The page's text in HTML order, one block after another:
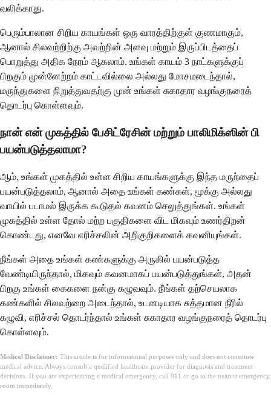
வலிக்காது.
பெரும்பாலான சிறிய காயங்கள் ஒரு வாரத்திற்குள் குணமாகும்,
ஆனால் சிலவற்றிற்கு அவற்றின் அளவு மற்றும் இருப்பிடத்தைப்
பொறுத்து அதிக நேரம் ஆகலாம். உங்கள் காயம் 3 நாட்களுக்குப்
பிறகும் முன்னேற்றம் காட்டவில்லை அல்லது மோசமடைந்தால்,
மருந்துகளை நிறுத்துவதற்கு முன் உங்கள் சுகாதார வழங்குநரைத்
தொடர்பு கொள்ளவும்.
நான் என் முகத்தில் பேசிட்ரேசின் மற்றும் பாலிமிக்ஸின் பி
பயன்படுத்தலாமா?
ஆம், உங்கள் முகத்தில் உள்ள சிறிய காயங்களுக்கு இந்த மருந்தைப்
பயன்படுத்தலாம், ஆனால் அதை உங்கள் கண்கள், மூக்கு அல்லது
வாயில் படாமல் இருக்க கூடுதல் கவனம் செலுத்துங்கள். உங்கள்
முகத்தில் உள்ள தோல் மற்ற பகுதிகளை விட மிகவும் உணர்திறன்
கொண்டது, எனவே எரிச்சலின் அறிகுறிகளைக் கவனியுங்கள்.
நீங்கள் அதை உங்கள் கண்களுக்கு அருகில் பயன்படுத்த
வேண்டியிருந்தால், மிகவும் கவனமாகப் பயன்படுத்துங்கள், அதன்
பிறகு உங்கள் கைகளை நன்கு கழுவவும். நீங்கள் தற்செயலாக
கண்களில் சிலவற்றை அடைந்தால், உடனடியாக சுத்தமான நீரில்
கழுவி, எரிச்சல் தொடர்ந்தால் உங்கள் சுகாதார வழங்குநரைத் தொடர்பு
கொள்ளவும்.
Medical Disclaimer: This article is for informational purposes only and does not constitute
medical advice. Always consult a qualified healthcare provider for diagnosis and treatment
decisions. If you are experiencing a medical emergency, call 911 or go to the nearest emergency
room immediately.